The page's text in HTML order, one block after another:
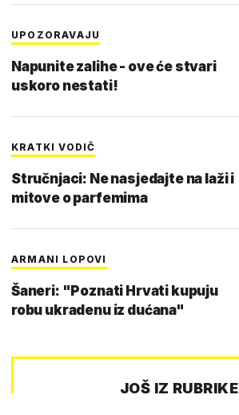
UPOZORAVAJU
Napunite zalihe - ove će stvari
uskoro nestati!
KRATKI VODIČ
Stručnjaci: Ne nasjedajte na laži i
mitove o parfemima
ARMANI LOPOVI
Šaneri: "Poznati Hrvati kupuju
robu ukradenu iz dućana"
JOŠ IZ RUBRIKE